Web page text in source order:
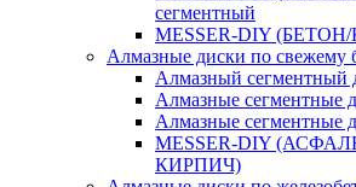
сегментный
MESSER-DIY
Алмазные диски по свежему
Алмазный сегментный
Алмазные сегментные
Алмазные сегментные
MESSER-DIY
КИРПИЧ)